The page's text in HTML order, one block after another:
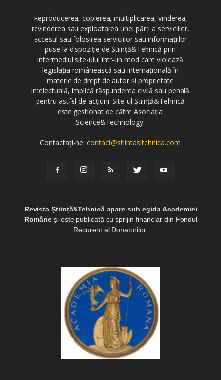
Reproducerea, copierea, multiplicarea, vinderea,
revinderea sau exploatarea unei părți a serviciilor,
accesul sau folosirea serviciilor sau informațiilor
puse la dispoziție de Știință&Tehnică prin
intermediul site-ului într-un mod care violează
legislația românească sau internațională în
materie de drept de autor și proprietate
intelectuală, implică răspunderea civilă sau penală
pentru astfel de acțiuni. Site-ul Știință&Tehnică
este gestionat de către Asociația
Science&Technology.
Contactați-ne:contact@stiintasitehnica.com
Revista Știință&Tehnică apare sub egida Academiei
Româneși este publicată cu sprijin financiar din Fondul
Recurent al Donatorilor.